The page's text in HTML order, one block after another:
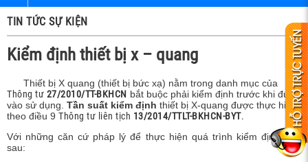
TIN TỨC SỰ KIỆN
Kiểm định thiết bị x – quang
Thiết bị X quang (thiết bị bức xạ) nằm trong danh mục của
Thông tư 27/2010/TT-BKHCN bắt buộc phải kiểm định trước khi đưa
vào sử dụng. Tần suất kiểm định thiết bị X-quang được thực hiện
theo điều 9 Thông tư liên tịch 13/2014/TTLT-BKHCN-BYT.
Với những căn cứ pháp lý để thực hiện quá trình kiểm định như
sau: